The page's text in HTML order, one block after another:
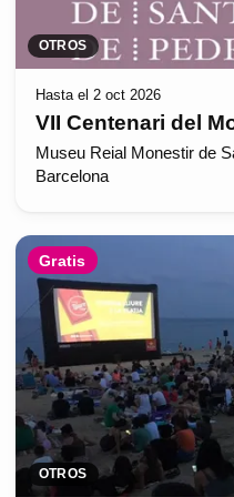
OTROS
Hasta el 2 oct 2026
VII Centenari del
Museu Reial Monestir de
Barcelona
Gratis
OTROS